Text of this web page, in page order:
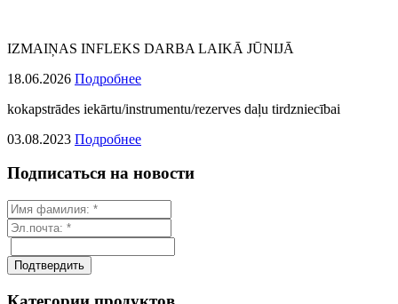
IZMAIŅAS INFLEKS DARBA LAIKĀ JŪNIJĀ
18.06.2026 Подробнее
kokapstrādes iekārtu/instrumentu/rezerves daļu tirdzniecībai
03.08.2023 Подробнее
Подписаться на новости